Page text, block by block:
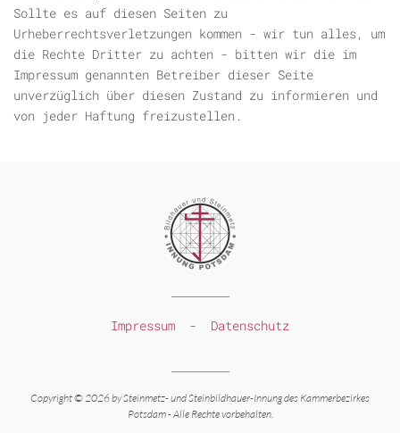
Sollte es auf diesen Seiten zu
Urheberrechtsverletzungen kommen - wir tun alles, um
die Rechte Dritter zu achten - bitten wir die im
Impressum genannten Betreiber dieser Seite
unverzüglich über diesen Zustand zu informieren und
von jeder Haftung freizustellen.
Impressum - Datenschutz
Copyright © 2026 by Steinmetz-und Steinbildhauer-Innung des Kammerbezirkes
Potsdam -Alle Rechte vorbehalten.